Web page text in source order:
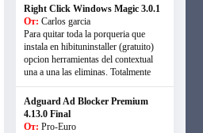
Right Click Windows Magic 3.0.1
От: Carlos garcia
Para quitar toda la porqueria que
instala en hibituninstaller (gratuito)
opcion herramientas del contextual
una a una las eliminas. Totalmente
Adguard Ad Blocker Premium
4.13.0 Final
От: Pro-Euro